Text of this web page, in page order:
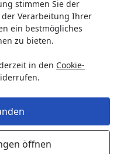
stimmen Sie der
der Verarbeitung Ihrer
ein bestmögliches
zu bieten.
in den Cookie-
öffnen